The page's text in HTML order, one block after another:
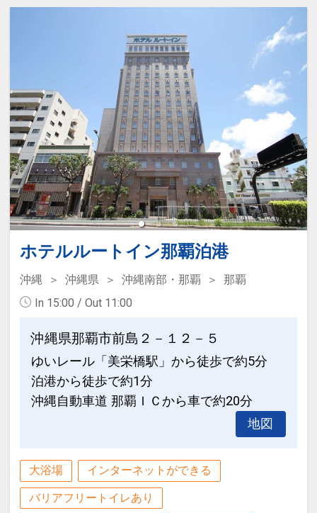
インターネットコース番号：DP-1-
●３連泊以上で、お部屋でご利用いただ
ける洗濯ジェルボール付（１部屋につき
２個／１回のみ）
●「素泊まりのお客様」は、３連泊以上
で滞在中朝食を１回無料サービス！
※旅行代金に含まれます。
ここがポイント！
●全室Wi-Fi・洗濯機・テレビ・冷蔵庫・
ポット完備で長期滞在に対応♪
●名護市役所・市営運動公園に程近く、
名護市街地に立地♪
●客室フロアへ乾燥室を設置♪（ガス式乾
燥機を設置致します）
●インターネット用ＰＣ・図書コーナー
大浴場のご案内
最上階の海側に面した、大浴場を併設。
２個／１回のみ）
●「素泊まりのお客様」は、３連泊以上
で滞在中朝食を１回無料サービス！
※旅行代金に含まれます。
ここがポイント！
●全室Wi-Fi・洗濯機・テレビ・冷蔵庫・
ポット完備で長期滞在に対応♪
●名護市役所・市営運動公園に程近く、
名護市街地に立地♪
●客室フロアへ乾燥室を設置♪（ガス式乾
燥機を設置致します）
●インターネット用ＰＣ・図書コーナー
あり♪
大浴場のご案内
最上階の海側に面した、大浴場を併設。
宿泊者専用となります。（代金不要）
【営業時間】
ＡＭ６：００～９：００
ＰＭ１６：００～２２：００
ホテルルートイン那覇泊港
沖縄 沖縄県 沖縄南部・那覇
那覇
In 15:00 / Out 11:00
沖縄県那覇市前島２－１２－５
ゆいレール「美栄橋駅」から徒歩で約5分
泊港から徒歩で約1分
沖縄自動車道 那覇ＩＣから車で約20分
地図
大浴場 インターネットができる
バリアフリートイレあり